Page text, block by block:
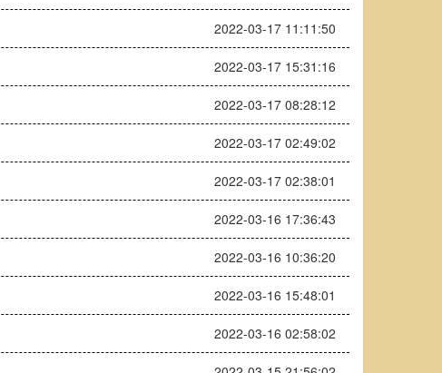
2022-03-17 11:11:50
2022-03-17 15:31:16
2022-03-17 08:28:12
2022-03-17 02:49:02
2022-03-17 02:38:01
2022-03-16 17:36:43
2022-03-16 10:36:20
2022-03-16 15:48:01
2022-03-16 02:58:02